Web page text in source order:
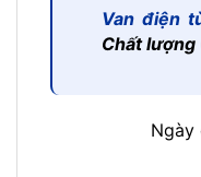
Van điện
Chất lượng
Ngày